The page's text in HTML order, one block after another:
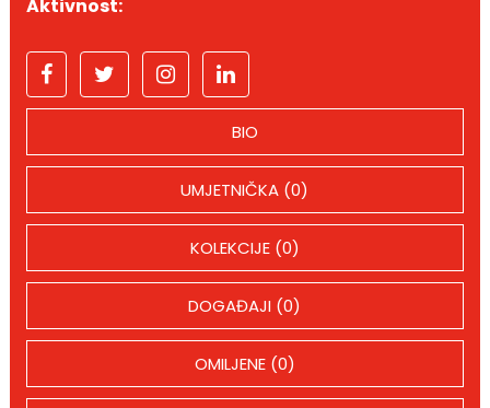
Aktivnost:
BIO
UMJETNIČKA (0)
KOLEKCIJE (0)
DOGAĐAJI (0)
OMILJENE (0)